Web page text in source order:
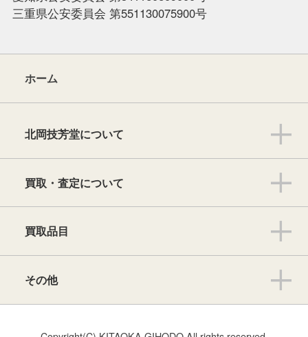
三重県公安委員会 第551130075900号
ホーム
北岡技芳堂について
買取・査定について
買取品目
その他